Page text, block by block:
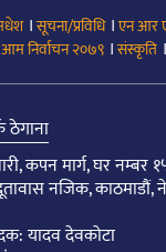
।सूचना/प्रविधि।एन आर
आम निर्वाचन २०७९ ।संस्कृति ।
ठेगाना
कपन मार्ग, घर नम्बर
नजिक, काठमाडौं,
यादव देवकोटा